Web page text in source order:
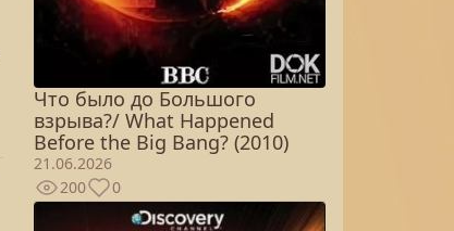
Что было до Большого
взрыва?/ What Happened
Before the Big Bang? (2010)
21.06.2026
200
0